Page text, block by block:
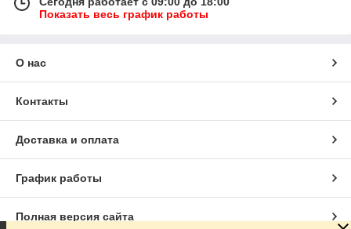
Показать весь график работы
О нас
Контакты
Доставка и оплата
График работы
Полная версия сайта